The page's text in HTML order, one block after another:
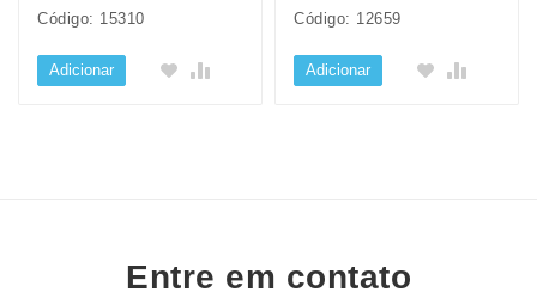
Código: 15310
Adicionar
Código: 12659
Adicionar
Entre em contato